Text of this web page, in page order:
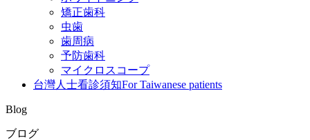
矯正歯科
虫歯
歯周病
予防歯科
マイクロスコープ
台灣人士看診須知For Taiwanese patients
Blog
ブログ